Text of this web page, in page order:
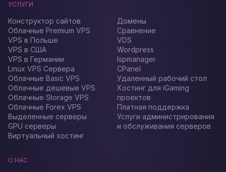
УСЛУГИ
Конструктор сайтов
Облачные Premium VPS
VPS в Польше
VPS в США
VPS в Германии
Linux VPS Сервера
Облачные Basic VPS
Облачные дешевые VPS
Облачные Storage VPS
Облачные Forex VPS
Выделенные серверы
GPU серверы
Виртуальный хостинг
Домены
Сравнение
VDS
Wordpress
Ispmanager
CPanel
Удаленный рабочий стол
Хостинг для iGaming
проектов
Платная поддержка
Услуги администрирования
и обслуживания серверов
О НАС